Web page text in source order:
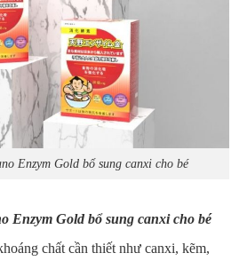
Enzym Gold bổ sung canxi cho bé
Enzym Gold bổ sung canxi cho bé
chất cần thiết như canxi, kẽm,